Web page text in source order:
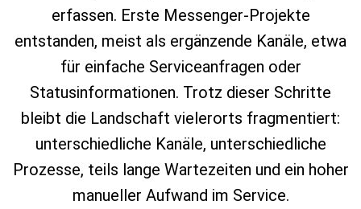
erfassen. Erste Messenger‑Projekte
entstanden, meist als ergänzende Kanäle, etwa
für einfache Serviceanfragen oder
Statusinformationen. Trotz dieser Schritte
bleibt die Landschaft vielerorts fragmentiert:
unterschiedliche Kanäle, unterschiedliche
Prozesse, teils lange Wartezeiten und ein hoher
manueller Aufwand im Service.